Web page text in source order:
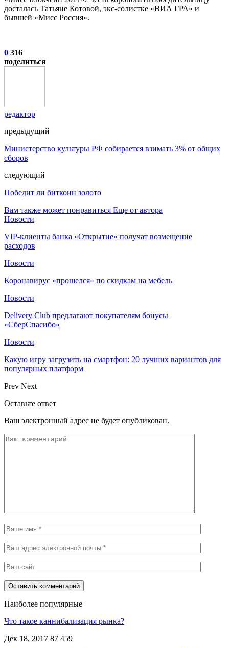
досталась Татьяне Котовой, экс-солистке «ВИА ГРА» и
бывшей «Мисс Россия».
0 316
поделиться
редактор
предыдущий
Министерство культуры РФ собирается взимать 3% от общих
сборов
следующий
Победит ли биткоин золото
Вам также может понравиться Еще от автора
Новости
VIP-клиенты банка «Открытие» получат возмещение
расходов
Новости
Коронавирус «прошелся» по скидкам на мебель
Новости
Delivery Club предлагают покупателям бонусы
«СберСпасибо»
Новости
Какую игру загрузить на смартфон: 20 лучших вариантов для
популярных платформ
Prev Next
Оставьте ответ
Ваш электронный адрес не будет опубликован.
Наиболее популярные
Что такое каннибализация рынка?
Дек 18, 2017 87 459